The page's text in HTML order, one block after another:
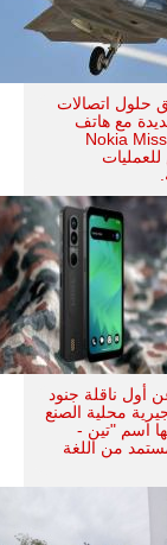
حلول اتصالات
مع هاتف
Nokia
أول ناقلة جنود
محلية الصنع
اسم "تين -
من اللغة